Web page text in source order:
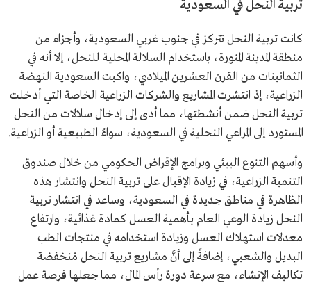
تربية النحل في السعودية
كانت تربية النحل تتركز في جنوب غربي السعودية، وأجزاء من
منطقة المدينة المنورة، باستخدام السلالة المحلية للنحل، إلا أنه في
الثمانينات من القرن العشرين الميلادي، واكبت السعودية النهضة
الزراعية، إذ انتشرت المشاريع والشركات الزراعية الخاصة التي أدخلت
تربية النحل ضمن أنشطتها، مما أدى إلى إدخال سلالات من النحل
المستورد إلى المراعي النحلية في السعودية، سواءً الطبيعية أو الزراعية.
وأسهم التنوع البيئي وبرامج الإقراض الحكومي من خلال صندوق
التنمية الزراعية، في زيادة الإقبال على تربية النحل وانتشار هذه
الظاهرة في مناطق جديدة في السعودية، وساعد في انتشار تربية
النحل زيادة الوعي العام بأهمية العسل كمادة غذائية، وارتفاع
معدلات استهلاك العسل وزيادة استخدامه في منتجات الطب
البديل والشعبي، إضافةً إلى أنَّ مشاريع تربية النحل مُنخفضة
تكاليف الإنشاء، مع سرعة دورة رأس المال، مما جعلها فرصة عمل